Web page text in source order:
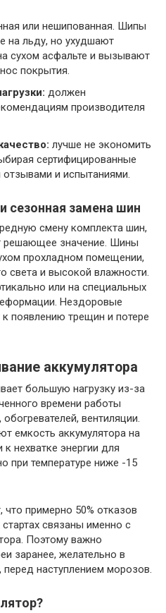
или нешипованная. Шипы
на льду, но ухудшают
сухом асфальте и вызывают
покрытия.
должен
производителя
лучше не экономить
сертифицированные
и испытаниями.
сезонная замена шин
смену комплекта шин,
решающее значение. Шины
прохладном помещении,
света и высокой влажности.
или на специальных
Нездоровые
появлению трещин и потере
аккумулятора
большую нагрузку из-за
времени работы
вентиляции.
емкость аккумулятора на
нехватке энергии для
при температуре ниже -15
примерно 50% отказов
связаны именно с
Поэтому важно
заранее, желательно в
наступлением морозов.